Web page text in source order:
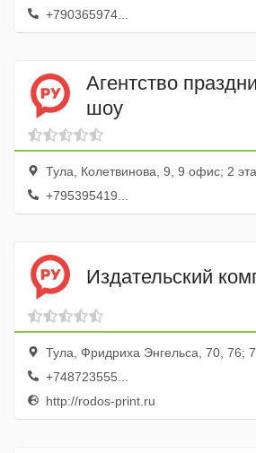
+790365974...
Агентство
шоу
Тула, Колетвинова, 9, 9 офис; 2
+795395419...
Издательский
Тула, Фридриха Энгельса, 70, 76;
+748723555...
http://rodos-print.ru